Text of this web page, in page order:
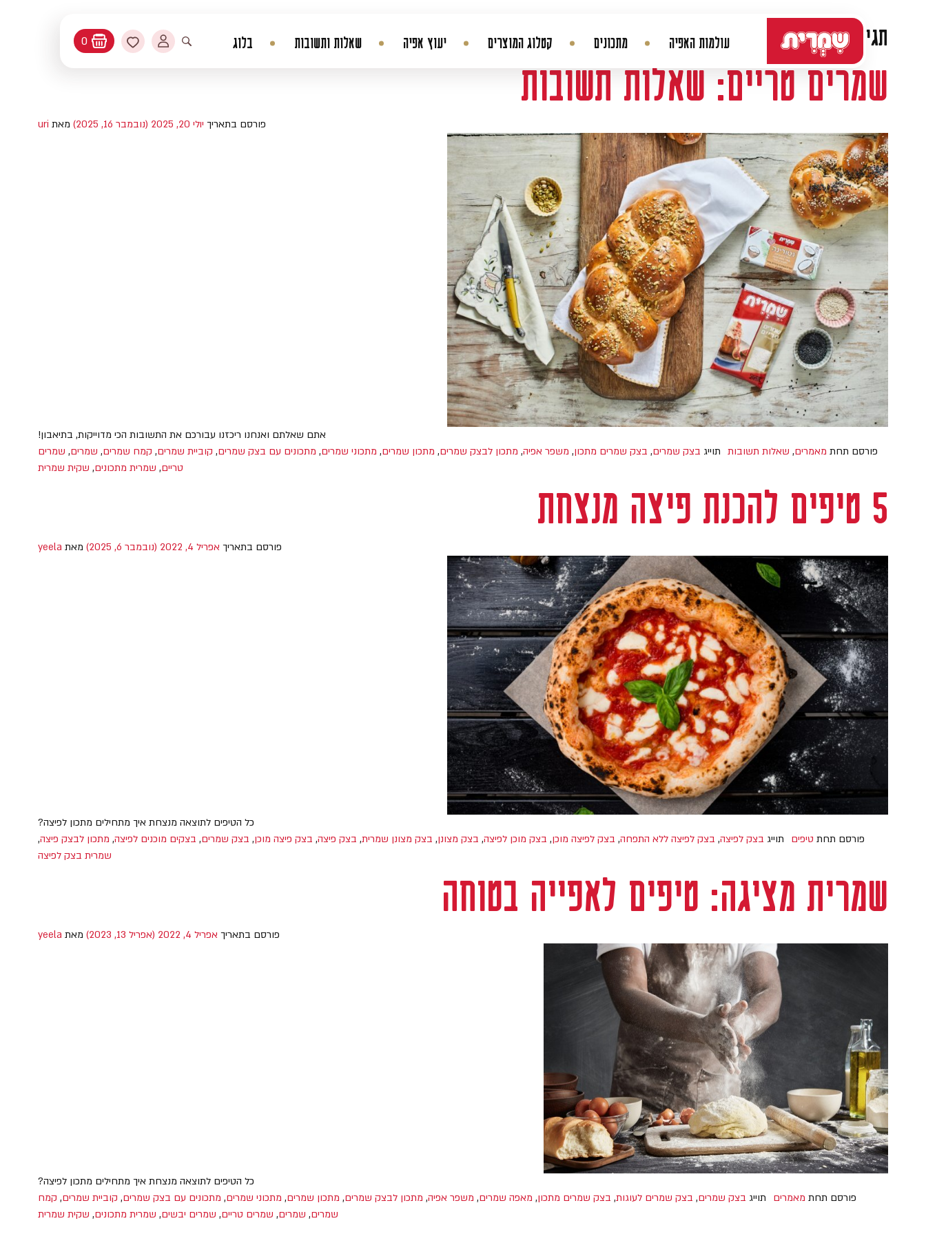
ניווט ראשי עולמות האפיה מתכונים קטלוג המוצרים יעוץ אפיה שאלות ותשובות בלוג פתיחת חיפוש
החשבון שלי
החשבון שלי היסטורית הזמנות
מועדפים
עגלת קניות
0 תגית:בצק שמרים
שמרים טריים: שאלות תשובות
פורסם בתאריך יולי 20, 2025 (נובמבר 16, 2025) מאת uri
אתם שאלתם ואנחנו ריכזנו עבורכם את התשובות הכי מדוייקות, בתיאבון!
פורסם תחת מאמרים, שאלות תשובות תוייג בצק שמרים, בצק שמרים מתכון, משפר אפיה, מתכון לבצק שמרים, מתכון שמרים, מתכוני שמרים, מתכונים עם בצק שמרים, קוביית שמרים, קמח שמרים, שמרים, שמרים
טריים, שמרית מתכונים, שקית שמרית
5 טיפים להכנת פיצה מנצחת
פורסם בתאריך אפריל 4, 2022 (נובמבר 6, 2025) מאת yeela
כל הטיפים לתוצאה מנצחת איך מתחילים מתכון לפיצה?
פורסם תחת טיפים תוייג בצק לפיצה, בצק לפיצה ללא התפחה, בצק לפיצה מוכן, בצק מוכן לפיצה, בצק מצונן, בצק מצונן שמרית, בצק פיצה, בצק פיצה מוכן, בצק שמרים, בצקים מוכנים לפיצה, מתכון לבצק פיצה,
שמרית בצק לפיצה
שמרית מציגה: טיפים לאפייה בטוחה
פורסם בתאריך אפריל 4, 2022 (אפריל 13, 2023) מאת yeela
כל הטיפים לתוצאה מנצחת איך מתחילים מתכון לפיצה?
פורסם תחת מאמרים תוייג בצק שמרים, בצק שמרים לעוגות, בצק שמרים מתכון, מאפה שמרים, משפר אפיה, מתכון לבצק שמרים, מתכון שמרים, מתכוני שמרים, מתכונים עם בצק שמרים, קוביית שמרים, קמח
שמרים, שמרים, שמרים טריים, שמרים יבשים, שמרית מתכונים, שקית שמרית